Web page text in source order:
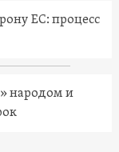
ЕС: процесс
народом и